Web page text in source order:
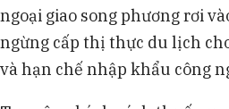
ngoại giao song phương rơi
ngừng cấp thị thực du lịch
và hạn chế nhập khẩu công